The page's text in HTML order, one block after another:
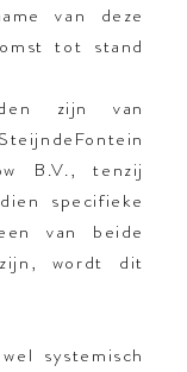
van deze
tot stand
zijn van
B.V., tenzij
specifieke
van beide
wordt dit
systemisch